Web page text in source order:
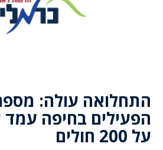
התחלואה עולה:
הפעילים בחיפה
על 200 חולים